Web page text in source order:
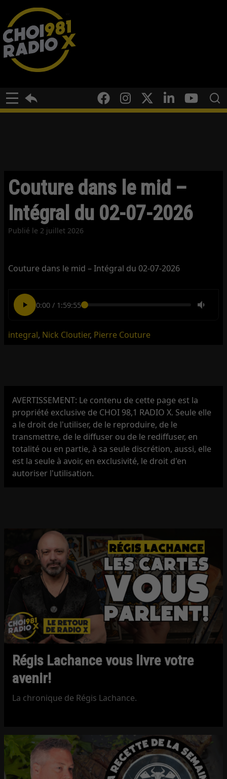
Couture dans le mid –
Intégral du 02-07-2026
Publié le 2 juillet 2026
Couture dans le mid – Intégral du 02-07-2026
0:00/ 1:59:55
integral, Nick Cloutier, Pierre Couture
AVERTISSEMENT: Le contenu de cette page est la
propriété exclusive de CHOI 98,1 RADIO X. Seule elle
a le droit de l'utiliser, de le reproduire, de le
transmettre, de le diffuser ou de le rediffuser, en
totalité ou en partie, à sa seule discrétion, aussi, elle
est la seule à avoir, en exclusivité, le droit d'en
autoriser l'utilisation.
Régis Lachance vous livre votre
avenir!
La chronique de Régis Lachance.